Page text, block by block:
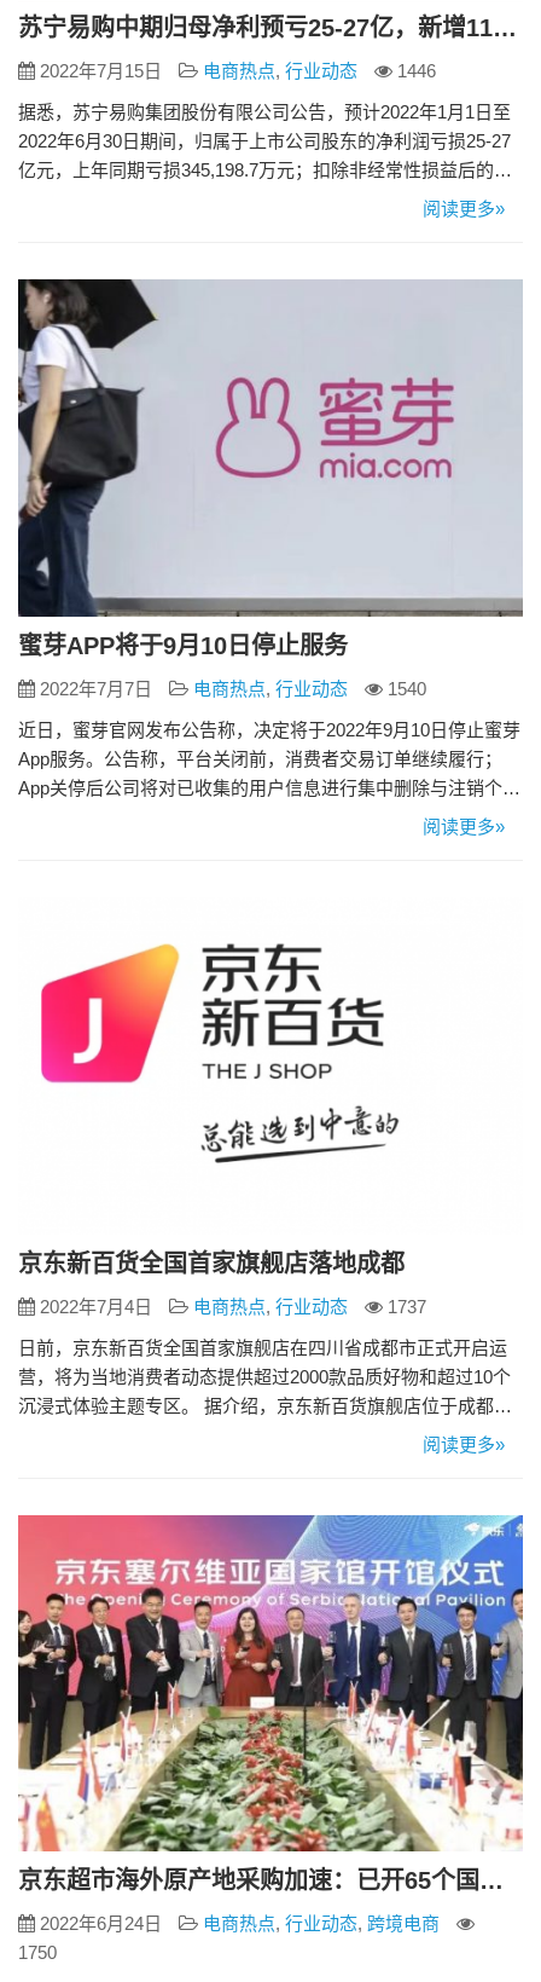
苏宁易购中期归母净利预亏25-27亿，新增1111家零售云加盟店
2022年7月15日 电商热点, 行业动态
1446
据悉，苏宁易购集团股份有限公司公告，预计2022年1月1日至
2022年6月30日期间，归属于上市公司股东的净利润亏损25-27
亿元，上年同期亏损345,198.7万元；扣除非经常性损益后的净
利润亏损25.35-27.35亿元，上年同期亏损502,364.6万元；基本
购…
阅读更多»
蜜芽APP将于9月10日停止服务
2022年7月7日 电商热点, 行业动态
1540
近日，蜜芽官网发布公告称，决定将于2022年9月10日停止蜜芽
App服务。公告称，平台关闭前，消费者交易订单继续履行；
App关停后公司将对已收集的用户信息进行集中删除与注销个人
账户。 蜜芽表示，告别的只有蜜芽App，蜜芽还将继续在蜜芽
阅读更多»
京东新百货全国首家旗舰店落地成都
2022年7月4日 电商热点, 行业动态
1737
日前，京东新百货全国首家旗舰店在四川省成都市正式开启运
营，将为当地消费者动态提供超过2000款品质好物和超过10个
沉浸式体验主题专区。 据介绍，京东新百货旗舰店位于成都春
熙路步行街北段20号，消费及体验区域分布在5个楼层，占地面
品钟表大牌等新时尚生活全品类商品。 京东零售美妆事业部总
阅读更多»
京东超市海外原产地采购加速：已开65个国家馆，年内开设上百个
2022年6月24日 电商热点, 行业动态, 跨境电商
1750